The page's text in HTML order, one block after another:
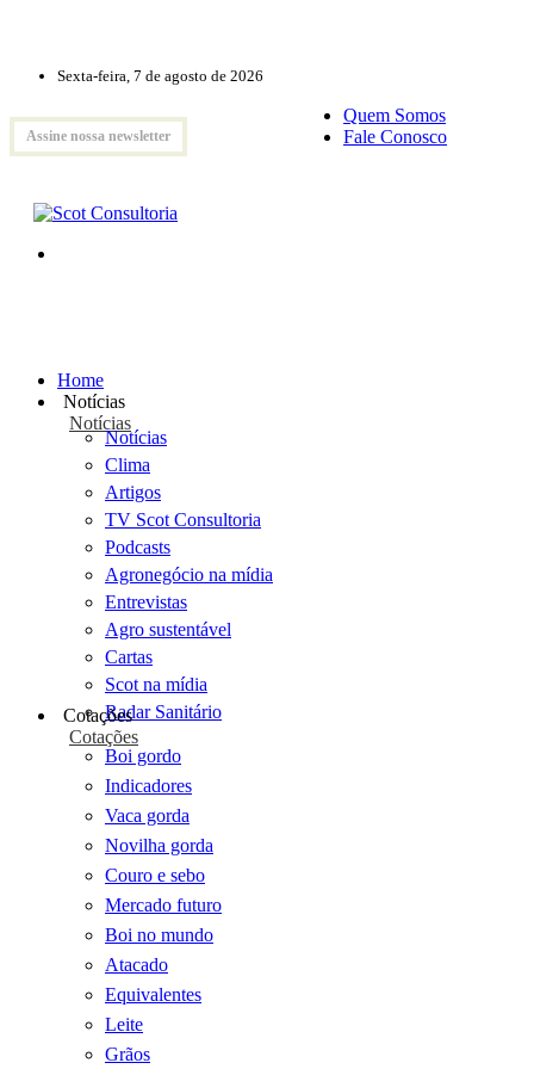
Sexta-feira, 7 de agosto de 2026
Assine nossa newsletter
Quem Somos
Fale Conosco
Home
Notícias
Notícias
Notícias
Clima
Artigos
TV Scot Consultoria
Podcasts
Agronegócio na mídia
Entrevistas
Agro sustentável
Cartas
Scot na mídia
Radar Sanitário
Cotações
Cotações
Boi gordo
Indicadores
Vaca gorda
Novilha gorda
Couro e sebo
Mercado futuro
Boi no mundo
Atacado
Equivalentes
Leite
Grãos